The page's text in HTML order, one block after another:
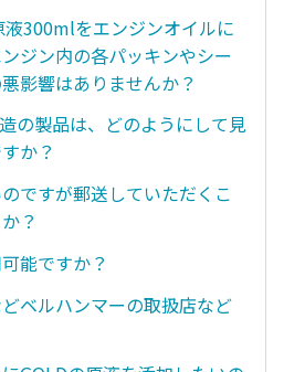
300mlをエンジンオイルに
ジン内の各パッキンやシー
影響はありませんか？
の製品は、どのようにして見
か？
ですが郵送していただくこ
？
能ですか？
ベルハンマーの取扱店など